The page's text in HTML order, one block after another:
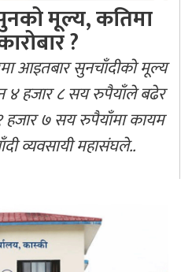
मूल्य, कतिमा
?
आइतबार सुनचाँदीको मूल्य
४ हजार ८ सय रुपैयाँले बढेर
हजार ७ सय रुपैयाँमा कायम
व्यवसायी महासंघले..